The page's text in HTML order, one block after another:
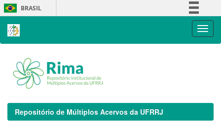
Skip
navigation
BRASIL
Repositório de Múltiplos Acervos da UFRRJ